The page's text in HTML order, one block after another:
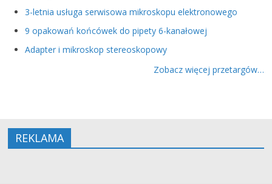
3-letnia usługa serwisowa mikroskopu elektronowego
9 opakowań końcówek do pipety 6-kanałowej
Adapter i mikroskop stereoskopowy
Zobacz więcej przetargów…
REKLAMA